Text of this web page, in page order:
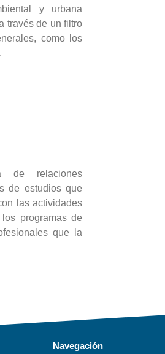
y urbana
través de un filtro
como los
de relaciones
de estudios que
las actividades
programas de
que la
Navegación